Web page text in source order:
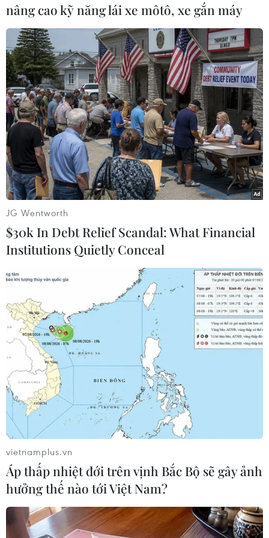
Tuần trước, Bộ Ngoại giao Nga đã đề nghị Tổ
chức cấm vũ khí hóa học (OPCW) điều khẩn một
phái bộ tới thành phố Aleppo để thẩm định liệu
vũ khí hóa học có được sử dụng tại đây hay
không./.
(Vietnam+)
#Mặt nạ phòng độc #Vũ khí hóa học
#Aleppo
#Binh sỹ Syria nhiễm độc
#OPCW
#Hóa chất độc hại
Syria
Theo dõi VietnamPlus
TIN LIÊN QUAN
nâng cao kỹ năng lái xe môtô, xe gắn máy
JG Wentworth
$30k In Debt Relief Scandal: What Financial
Institutions Quietly Conceal
vietnamplus.vn
Áp thấp nhiệt đới trên vịnh Bắc Bộ sẽ gây ảnh
hưởng thế nào tới Việt Nam?